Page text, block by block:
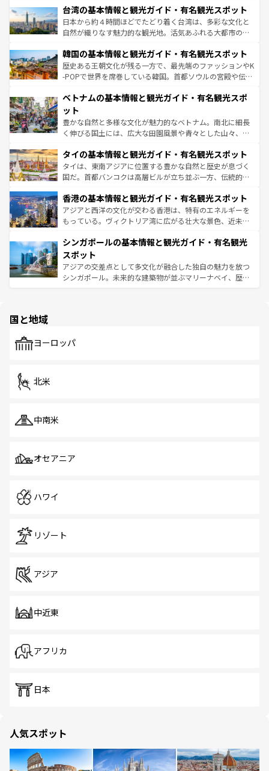
人々、おいしいローカルフードやハワイアンミュージッ
ク、伝統的なフラダンスなど、すべてがハワイの魅力を彩
っている。訪れるたびに新しい発見と感動が待っているハ
はコンテンツ一覧を参照してほしい。
リアリーフや大陸中央部にそびえるウルル（エアーズロッ
ク）、タスマニアの美しい原生林やケアンズの熱帯雨林な
ど、見どころがたくさん。また、カフェやワイン、オージ
いる。アクティビティも充実しており、サーフィンやダイ
ビング、ハイキングなど、アウトドア好きにはたまらな
い。オーストラリアの多彩な魅力を存分に味わいつくそ
参照してほしい。
台湾の基本情報と観光ガイド・有名観光スポット
日本から約４時間ほどでたどり着く台湾は、多彩な文化と
自然が織りなす魅力的な観光地。活気あふれる大都市の台
ン）、静ひつな山岳地帯である台湾東部など、都市の喧騒
と山間の静けさが共存しており、訪れる人に新しい発見と
驚きをもたらしてくれる。また、奥深い台湾の食文化も魅
容にもいいと評判のスイーツなど、バラエティ豊かな料理
照してほしい。
韓国の基本情報と観光ガイド・有名観光スポット
歴史ある王朝文化が残る一方で、最先端のファッションやK
-POPで世界を席巻している韓国。首都ソウルの宮殿や伝統
き、地方に足を延ばせば四季折々の自然美を楽しむことが
できる。そして、キムチや焼肉、絶品のストリートフード
まで、さまざまな韓国料理が待っている。夜には、韓国な
らではのナイトライフも堪能できる。あたたかいホスピタ
わってみてほしい。 なお、新着の韓国情報はコンテンツ一
覧 を参照してほしい。
ベトナムの基本情報と観光ガイド・有名観光スポ
ット
豊かな自然と多様な文化が魅力的なベトナム。南北に細長
く伸びる国土には、広大な田園風景や青々とした山々、世
急速な発展と共に伝統が息づく。ハノイの古い町並みやホ
ーチミン市のフランス統治時代の建物も、独特の雰囲気を
醸し出している。また、バラエティの豊かさとおいしさで
とつ。フォーやバインミー、ベトナムコーヒーなどは、ぜ
ひ現地で味わいたい。どの地域を訪れてもあたたかい人々
が旅行者を迎えてくれるので、きっと忘れられない旅にな
参照してほしい。
タイの基本情報と観光ガイド・有名観光スポット
タイは、東南アジアに位置する豊かな自然と歴史が息づく
国だ。首都バンコクは高層ビルが立ち並ぶ一方、伝統的な
の活気が交差している。北部ではチェンマイなどの山岳地
帯で自然と触れ合い、南部ではプーケットやクラビの美し
いビーチでリゾート気分を楽しむことができる。タイ料理
激する。気候は一年中温暖で、どの季節にも異なる楽しみ
が待っている。親しみやすいタイの人々、仏教を中心とし
た文化、そして多様な観光資源が、訪れる旅人を魅了し続
ける。 なお、新着のタイ情報はコンテンツ一覧を参照して
香港の基本情報と観光ガイド・有名観光スポット
アジアと西洋の文化が交わる香港は、特有のエネルギーを
もっている。ヴィクトリア湾に広がる壮大な景色、近未来
み、どこを訪れても感動するはず。観光スポットが密集し
ており、効率よく見どころを回れるのも魅力。息をのむよ
うな絶景から文化的な体験まで、香港を存分に楽しみ尽く
そう。 なお、新着の香港情報はコンテンツ一覧を参照して
シンガポールの基本情報と観光ガイド・有名観光
スポット
アジアの交差点として多文化が融合した独自の魅力を放つ
シンガポール。未来的な建築物が並ぶマリーナベイ、歴史
で、ホーカーズは地元の風情を楽しめる外せないスポット
国と地域
ヨーロッパ
北米
中南米
オセアニア
ハワイ
リゾート
アジア
中近東
アフリカ
日本
人気スポット